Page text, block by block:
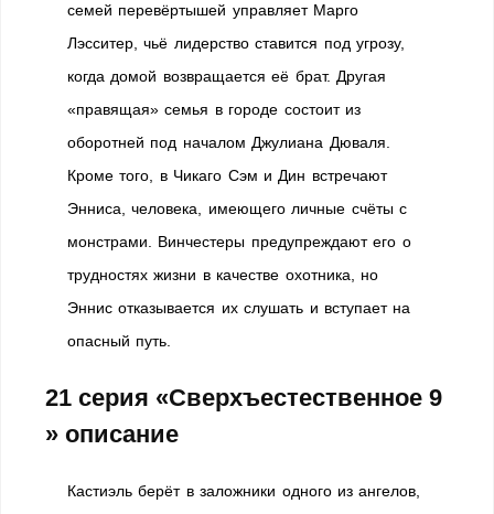
семей перевёртышей управляет Марго
Лэсситер, чьё лидерство ставится под угрозу,
когда домой возвращается её брат. Другая
«правящая» семья в городе состоит из
оборотней под началом Джулиана Дюваля.
Кроме того, в Чикаго Сэм и Дин встречают
Энниса, человека, имеющего личные счёты с
монстрами. Винчестеры предупреждают его о
трудностях жизни в качестве охотника, но
Эннис отказывается их слушать и вступает на
опасный путь.
21 серия «Сверхъестественное 9
» описание
Кастиэль берёт в заложники одного из ангелов,